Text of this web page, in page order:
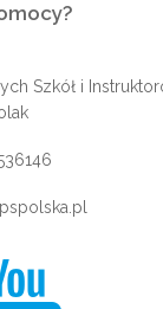
Szkół i